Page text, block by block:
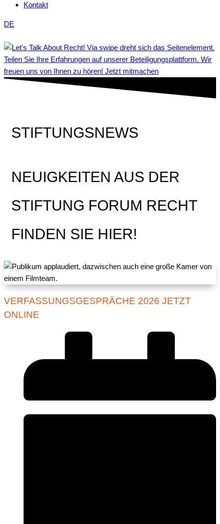
Kontakt
DE
Teilen Sie Ihre Erfahrungen auf unserer Beteiligungsplattform. Wir
freuen uns von Ihnen zu hören! Jetzt mitmachen
STIFTUNGSNEWS
NEUIGKEITEN AUS DER
STIFTUNG FORUM RECHT
FINDEN SIE HIER!
VERFASSUNGSGESPRÄCHE 2026 JETZT
ONLINE